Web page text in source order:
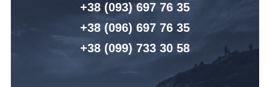
+38 (093) 697 76 35
+38 (096) 697 76 35
+38 (099) 733 30 58